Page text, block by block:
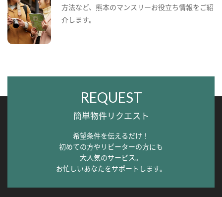
方法など、熊本のマンスリーお役立ち情報をご紹
介します。
REQUEST
簡単物件リクエスト
希望条件を伝えるだけ！
初めての方やリピーターの方にも
大人気のサービス。
お忙しいあなたをサポートします。